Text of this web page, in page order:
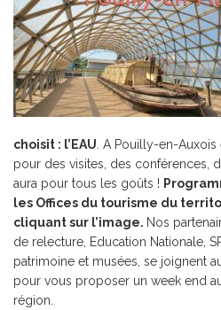
choisit : l’EAU . A Pouilly-en-
pour des visites, des conférences,
aura pour tous les goûts !
les Offices du tourisme du
cliquant sur l’image. Nos
de relecture, Education Nationale,
patrimoine et musées, se joignent
pour vous proposer un week end
région.